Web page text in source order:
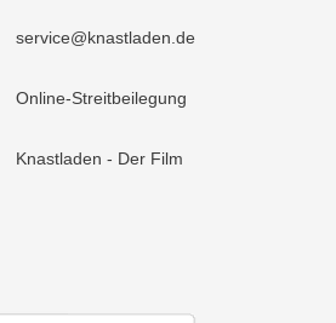
service@knastladen.de
Online-Streitbeilegung
Knastladen - Der Film